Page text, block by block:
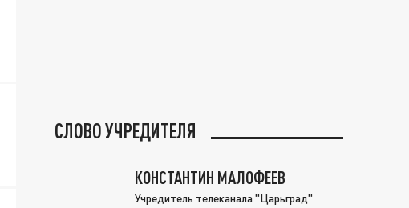
СЛОВО УЧРЕДИТЕЛЯ
КОНСТАНТИН МАЛОФЕЕВ
Учредитель телеканала "Царьград"